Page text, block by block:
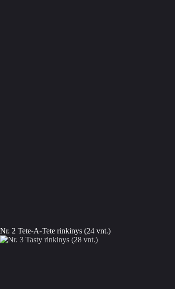
Nr. 2 Tete-A-Tete rinkinys (24 vnt.)